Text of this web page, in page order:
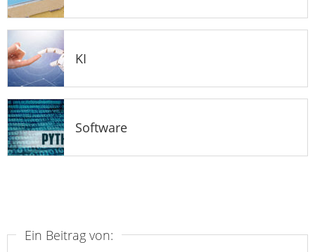
KI
Software
Ein Beitrag von: